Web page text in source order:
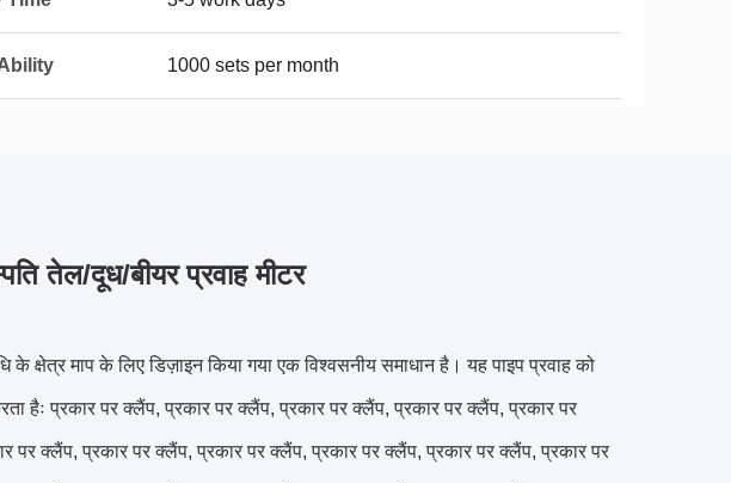
1000 sets per month
तेल/दूध/बीयर प्रवाह मीटर
क्षेत्र माप के लिए डिज़ाइन किया गया एक विश्वसनीय समाधान है। यह पाइप प्रवाह को
हैः प्रकार पर क्लैंप, प्रकार पर क्लैंप, प्रकार पर क्लैंप, प्रकार पर क्लैंप, प्रकार पर
पर क्लैंप, प्रकार पर क्लैंप, प्रकार पर क्लैंप, प्रकार पर क्लैंप, प्रकार पर क्लैंप, प्रकार पर